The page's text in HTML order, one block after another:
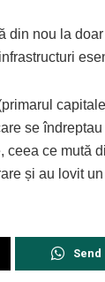
din nou la
se
ceea ce mută
și au lovit
Send